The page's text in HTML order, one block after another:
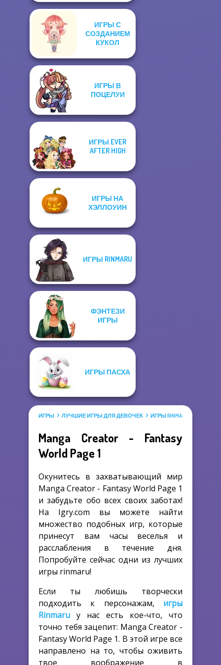
ИГРЫ С
СОЗДАНИЕМ
КУКОЛ
ИГРЫ В
ПОЦЕЛУИ
ИГРЫ EVER
AFTER HIGH
ИГРЫ НА
ХЭЛЛОУИН
ИГРЫ RINMARU
ФЭНТЕЗИ
ИГРЫ
ИГРЫ ПАСХА
ИГРЫ ЛУЧШИЕ ИГРЫ ДЛЯ ДЕВОЧЕК ИГРЫ RINMARU
Manga Creator - Fantasy
World Page 1
Окунитесь в захватывающий мир
Manga Creator - Fantasy World Page 1
и забудьте обо всех своих заботах!
На Igry.com вы можете найти
множество подобных игр, которые
принесут вам часы веселья и
расслабления в течение дня.
Попробуйте сейчас одни из лучших
игры rinmaru!
Если ты любишь творчески
подходить к персонажам, игры
Rinmaru у нас есть кое-что, что
точно тебя зацепит: Manga Creator -
Fantasy World Page 1. В этой игре все
направлено на то, чтобы оживить
твое воображение в